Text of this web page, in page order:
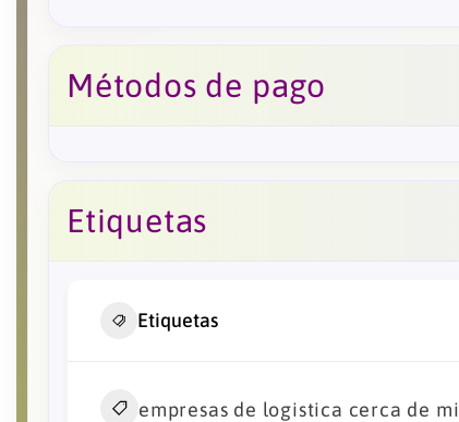
Métodos de pago
Etiquetas
Etiquetas
empresas de logistica cerca de mi